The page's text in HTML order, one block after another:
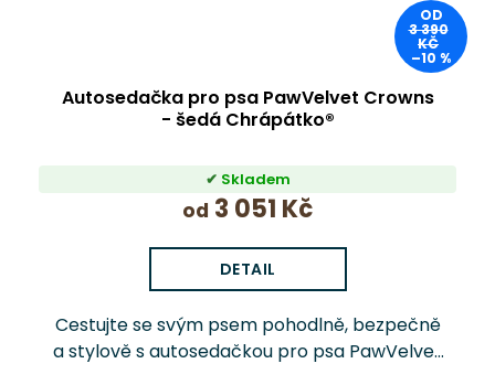
OD
3 390
KČ
–10 %
Autosedačka pro psa PawVelvet Crowns
- šedá Chrápátko®
Skladem
od 3 051 Kč
DETAIL
Cestujte se svým psem pohodlně, bezpečně
a stylově s autosedačkou pro psa PawVelvet